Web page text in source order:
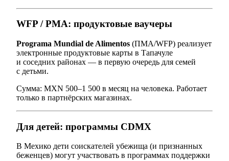
WFP / PMA: продуктовые ваучеры
Programa Mundial de Alimentos (ПМА/WFP) реализует
электронные продуктовые карты в Тапачуле
и соседних районах — в первую очередь для семей
с детьми.
Сумма: MXN 500–1 500 в месяц на человека. Работает
только в партнёрских магазинах.
Для детей: программы CDMX
В Мехико дети соискателей убежища (и признанных
беженцев) могут участвовать в программах поддержки